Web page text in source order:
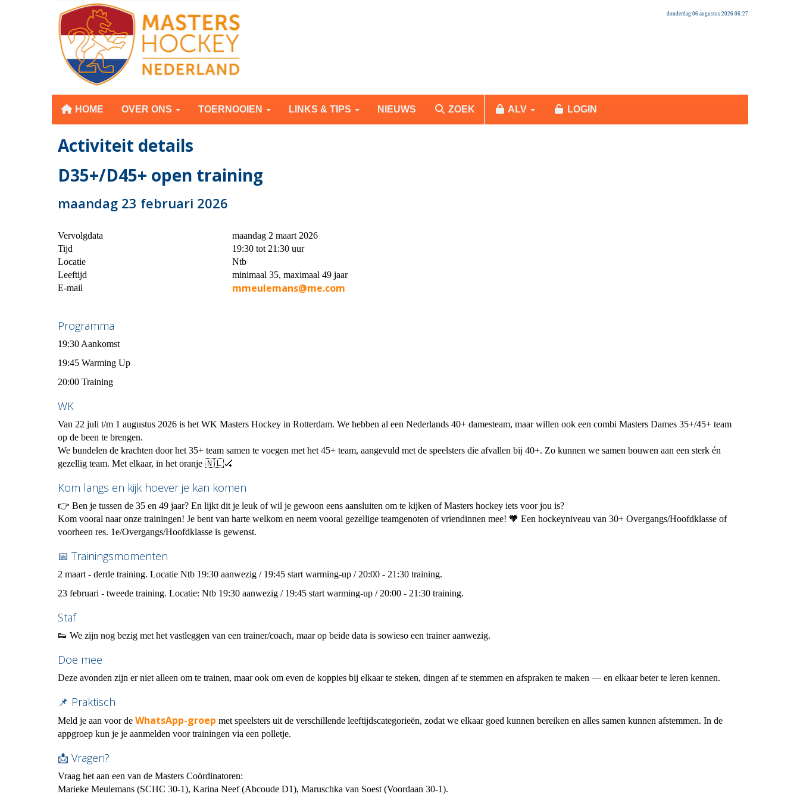
donderdag 06 augustus 2026 06:27
HOME OVER ONS TOERNOOIEN LINKS & TIPS NIEUWS ZOEK ALV LOGIN
Activiteit details
D35+/D45+ open training
maandag 23 februari 2026
Vervolgdata
maandag 2 maart 2026
Tijd
19:30 tot 21:30 uur
Locatie
Ntb
Leeftijd
minimaal 35, maximaal 49 jaar
E-mail
mmeulemans@me.com
Programma
19:30 Aankomst
19:45 Warming Up
20:00 Training
WK
Van 22 juli t/m 1 augustus 2026 is het WK Masters Hockey in Rotterdam. We hebben al een Nederlands 40+ damesteam, maar willen ook een combi Masters Dames 35+/45+ team
op de been te brengen.
We bundelen de krachten door het 35+ team samen te voegen met het 45+ team, aangevuld met de speelsters die afvallen bij 40+. Zo kunnen we samen bouwen aan een sterk én
gezellig team. Met elkaar, in het oranje 🇳🇱🏑
Kom langs en kijk hoever je kan komen
👉 Ben je tussen de 35 en 49 jaar? En lijkt dit je leuk of wil je gewoon eens aansluiten om te kijken of Masters hockey iets voor jou is?
Kom vooral naar onze trainingen! Je bent van harte welkom en neem vooral gezellige teamgenoten of vriendinnen mee! 🧡 Een hockeyniveau van 30+ Overgangs/Hoofdklasse of
voorheen res. 1e/Overgangs/Hoofdklasse is gewenst.
📅 Trainingsmomenten
2 maart - derde training. Locatie Ntb 19:30 aanwezig / 19:45 start warming-up / 20:00 - 21:30 training.
23 februari - tweede training. Locatie: Ntb 19:30 aanwezig / 19:45 start warming-up / 20:00 - 21:30 training.
Staf
👟 We zijn nog bezig met het vastleggen van een trainer/coach, maar op beide data is sowieso een trainer aanwezig.
Doe mee
Deze avonden zijn er niet alleen om te trainen, maar ook om even de koppies bij elkaar te steken, dingen af te stemmen en afspraken te maken — en elkaar beter te leren kennen.
📌 Praktisch
Meld je aan voor de WhatsApp-groep met speelsters uit de verschillende leeftijdscategorieën, zodat we elkaar goed kunnen bereiken en alles samen kunnen afstemmen. In de
appgroep kun je je aanmelden voor trainingen via een polletje.
📩 Vragen?
Vraag het aan een van de Masters Coördinatoren:
Marieke Meulemans (SCHC 30-1), Karina Neef (Abcoude D1), Maruschka van Soest (Voordaan 30-1).